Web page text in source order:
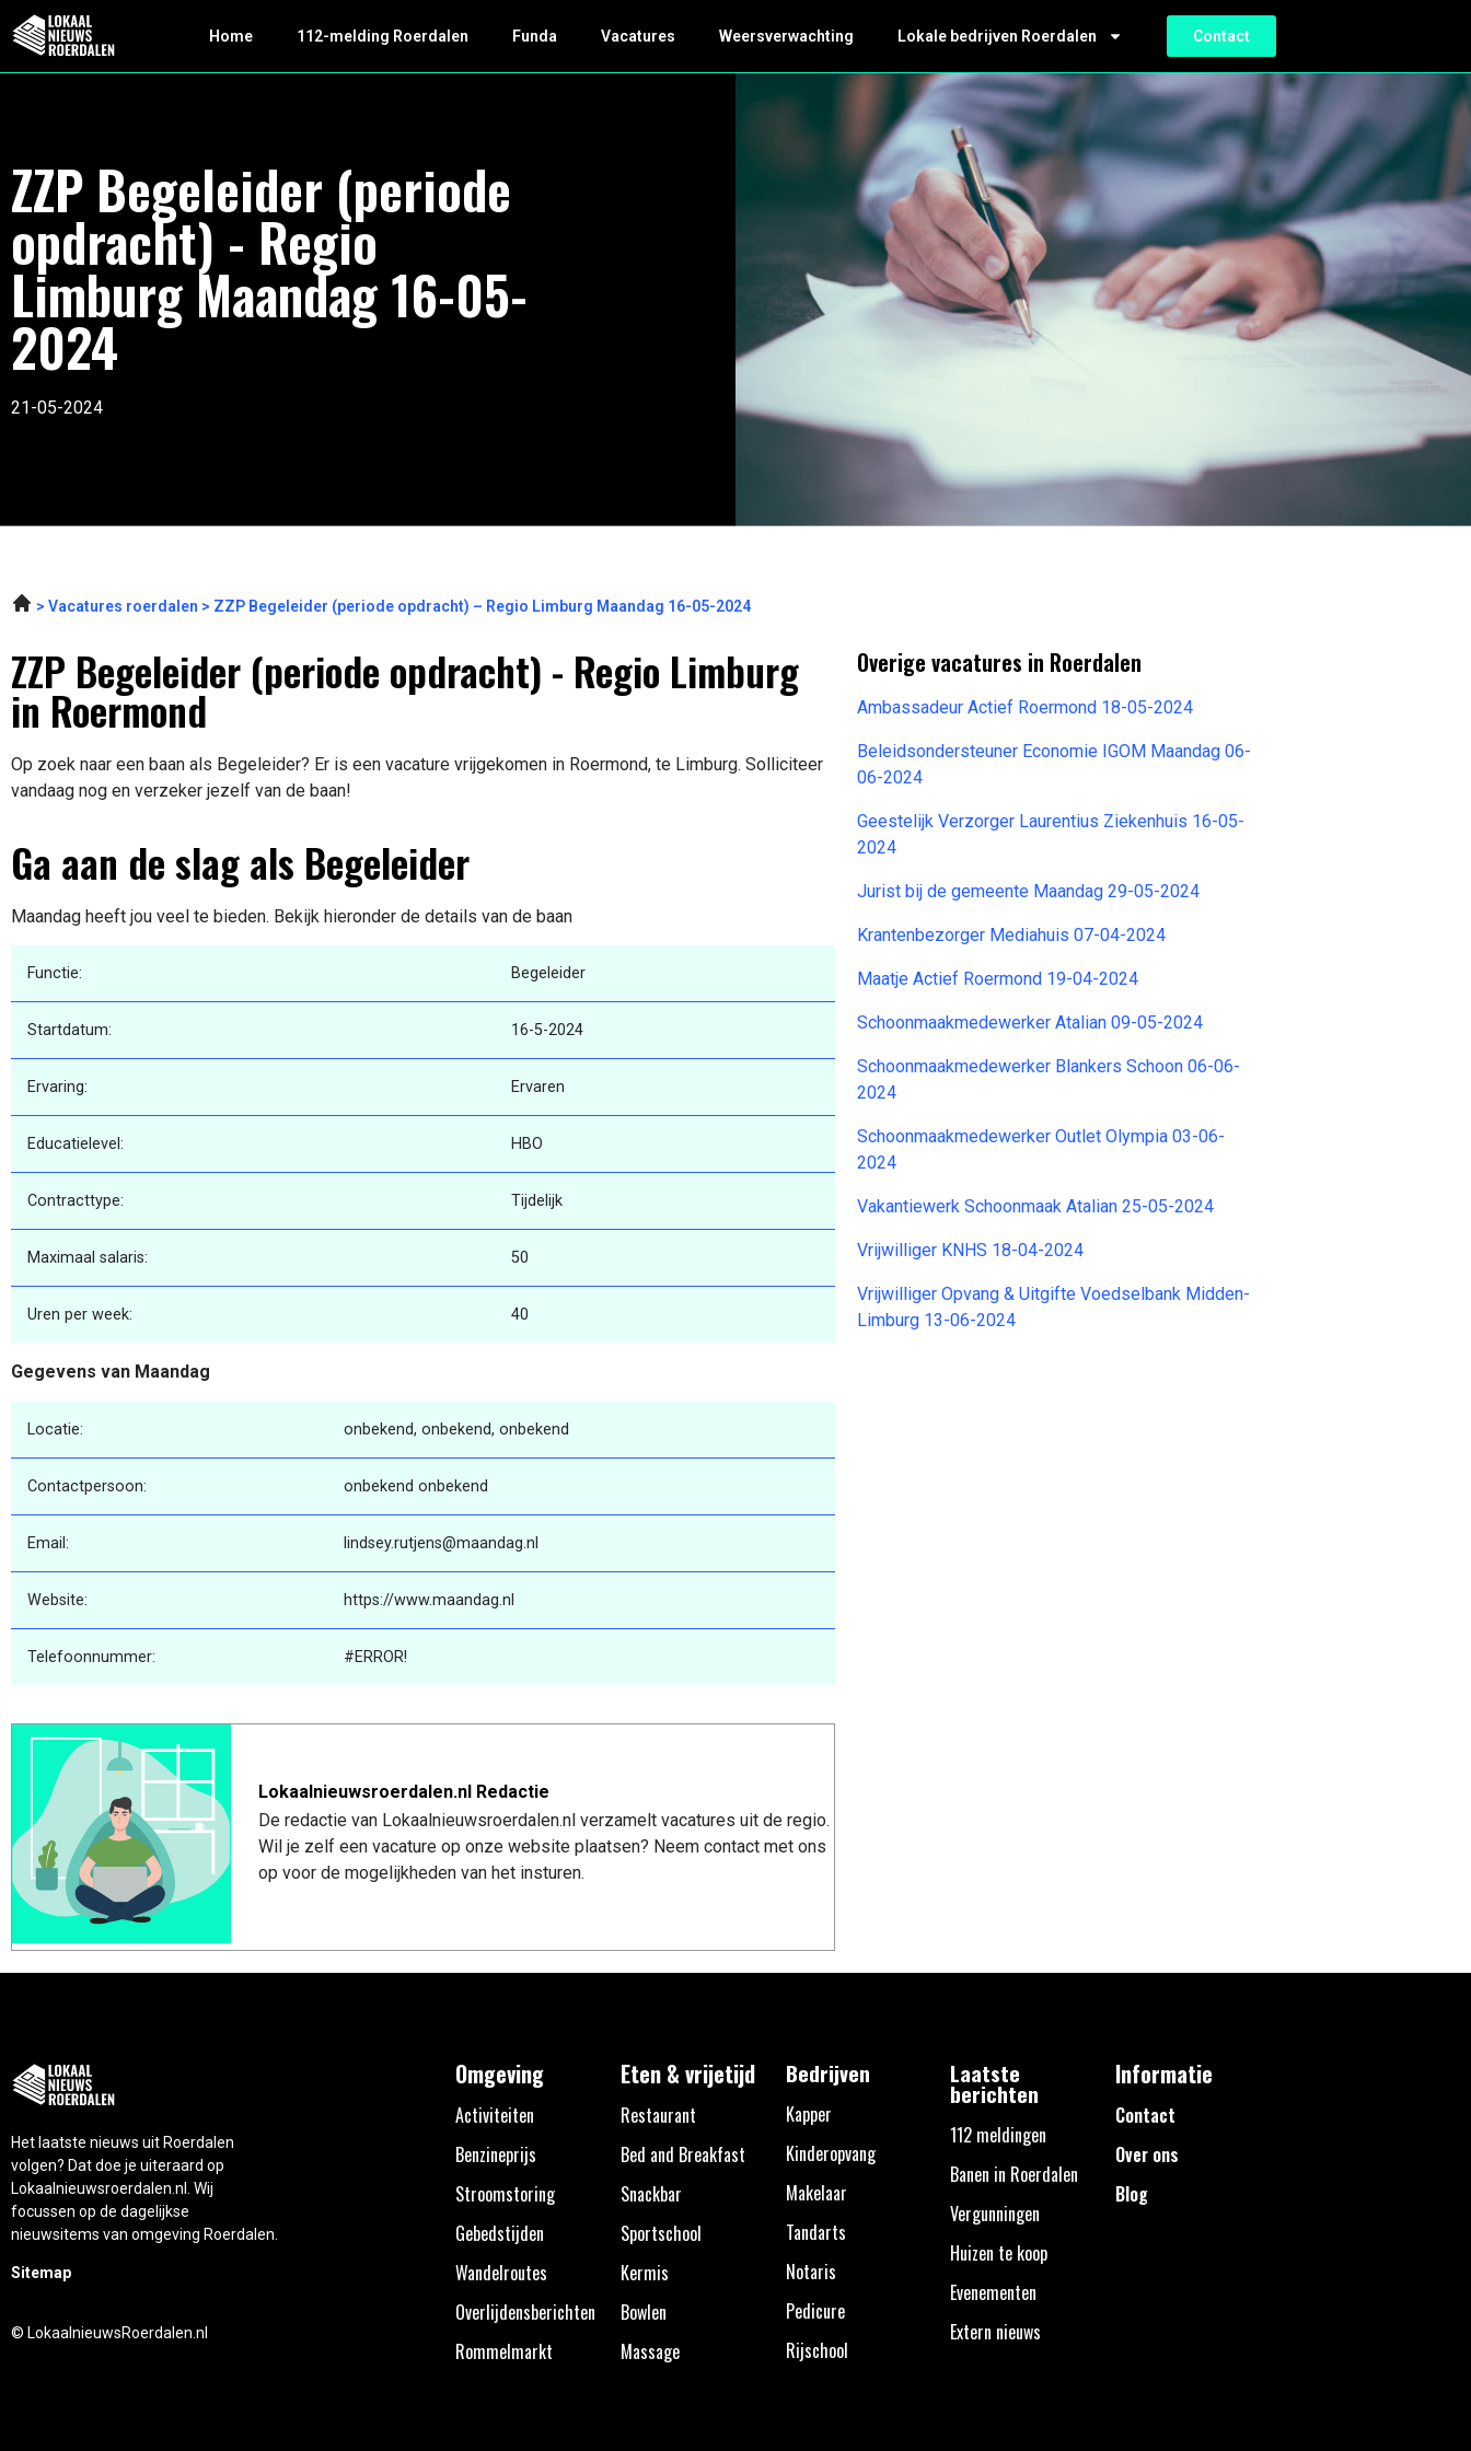
Home 112-melding Roerdalen Funda Vacatures Weersverwachting Lokale bedrijven Roerdalen Contact
ZZP Begeleider (periode
opdracht) - Regio
Limburg Maandag 16-05-
2024
21-05-2024
Vacatures roerdalen ZZP Begeleider (periode opdracht) – Regio Limburg Maandag 16-05-2024
ZZP Begeleider (periode opdracht) - Regio Limburg
in Roermond
Op zoek naar een baan als Begeleider? Er is een vacature vrijgekomen in Roermond, te Limburg. Solliciteer
vandaag nog en verzeker jezelf van de baan!
Ga aan de slag als Begeleider
Maandag heeft jou veel te bieden. Bekijk hieronder de details van de baan
Functie: Begeleider
Startdatum: 16-5-2024
Ervaring: Ervaren
Educatielevel: HBO
Contracttype: Tijdelijk
Maximaal salaris: 50
Uren per week: 40
Gegevens van Maandag
Locatie: onbekend, onbekend, onbekend
Contactpersoon: onbekend onbekend
Email: lindsey.rutjens@maandag.nl
Website: https://www.maandag.nl
Telefoonnummer: #ERROR!
Lokaalnieuwsroerdalen.nl Redactie
De redactie van Lokaalnieuwsroerdalen.nl verzamelt vacatures uit de regio.
Wil je zelf een vacature op onze website plaatsen? Neem contact met ons
op voor de mogelijkheden van het insturen.
Overige vacatures in Roerdalen
Ambassadeur Actief Roermond 18-05-2024
Beleidsondersteuner Economie IGOM Maandag 06-
06-2024
Geestelijk Verzorger Laurentius Ziekenhuis 16-05-
2024
Jurist bij de gemeente Maandag 29-05-2024
Krantenbezorger Mediahuis 07-04-2024
Maatje Actief Roermond 19-04-2024
Schoonmaakmedewerker Atalian 09-05-2024
Schoonmaakmedewerker Blankers Schoon 06-06-
2024
Schoonmaakmedewerker Outlet Olympia 03-06-
2024
Vakantiewerk Schoonmaak Atalian 25-05-2024
Vrijwilliger KNHS 18-04-2024
Vrijwilliger Opvang & Uitgifte Voedselbank Midden-
Limburg 13-06-2024
Het laatste nieuws uit Roerdalen
volgen? Dat doe je uiteraard op
Lokaalnieuwsroerdalen.nl. Wij
focussen op de dagelijkse
nieuwsitems van omgeving Roerdalen.
Sitemap
© LokaalnieuwsRoerdalen.nl
Omgeving
Activiteiten
Benzineprijs
Stroomstoring
Gebedstijden
Wandelroutes
Overlijdensberichten
Rommelmarkt
Eten & vrijetijd
Restaurant
Bed and Breakfast
Snackbar
Sportschool
Kermis
Bowlen
Massage
Bedrijven
Kapper
Kinderopvang
Makelaar
Tandarts
Notaris
Pedicure
Rijschool
Laatste
berichten
112 meldingen
Banen in Roerdalen
Vergunningen
Huizen te koop
Evenementen
Extern nieuws
Informatie
Contact
Over ons
Blog